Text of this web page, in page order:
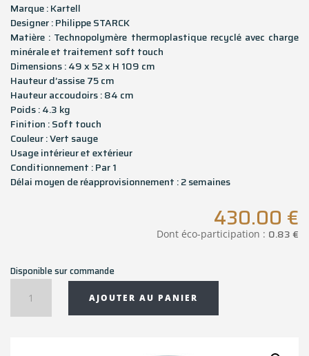
Marque : Kartell
Designer : Philippe STARCK
Matière : Technopolymère thermoplastique recyclé avec charge
minérale et traitement soft touch
Dimensions : 49 x 52 x H 109 cm
Hauteur d’assise 75 cm
Hauteur accoudoirs : 84 cm
Poids : 4.3 kg
Finition : Soft touch
Couleur : Vert sauge
Usage intérieur et extérieur
Conditionnement : Par 1
Délai moyen de réapprovisionnement : 2 semaines
430.00 €
Dont éco-participation : 0.83€
Disponible sur commande
Tabouret
AJOUTER AU PANIER